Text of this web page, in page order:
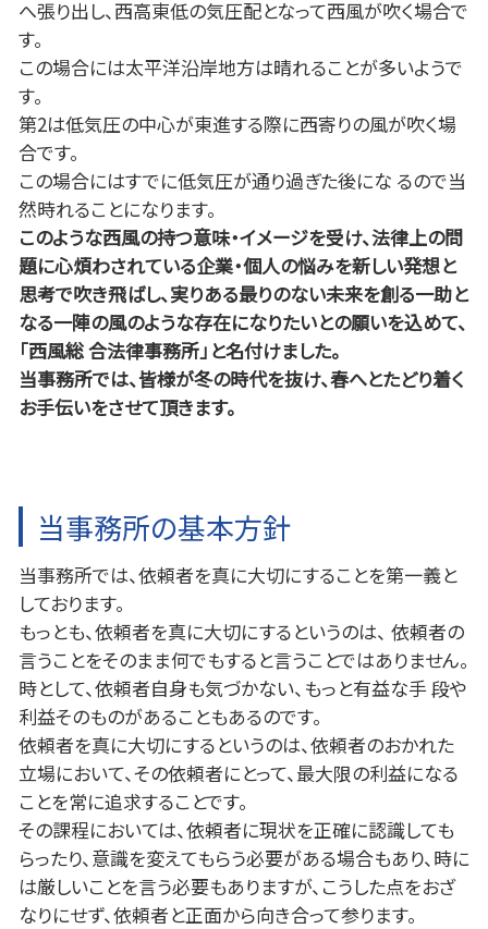
へ張り出し、西高東低の気圧配となって西風が吹く場合で
す。
この場合には太平洋沿岸地方は晴れることが多いようで
す。
第2は低気圧の中心が東進する際に西寄りの風が吹く場
合です。
この場合にはすでに低気圧が通り過ぎた後にな るので当
然時れることになります。
このような西風の持つ意味・イメージを受け、法律上の問
題に心煩わされている企業・個人の悩みを新しい発想と
思考で吹き飛ばし、実りある最りのない未来を創る一助と
なる一陣の風のような存在になりたいとの願いを込めて、
「西風総 合法律事務所」と名付けました。
当事務所では、皆様が冬の時代を抜け、春へとたどり着く
お手伝いをさせて頂きます。
当事務所の基本方針
当事務所では、依頼者を真に大切にすることを第一義と
しております。
もっとも、依頼者を真に大切にするというのは、 依頼者の
言うことをそのまま何でもすると言うことではありません。
時として、依頼者自身も気づかない、もっと有益な手 段や
利益そのものがあることもあるのです。
依頼者を真に大切にするというのは、依頼者のおかれた
立場において、その依頼者にとって、最大限の利益になる
ことを常に追求することです。
その課程においては、依頼者に現状を正確に認識しても
らったり、意識を変えてもらう必要がある場合もあり、時に
は厳しいことを言う必要もありますが、こうした点をおざ
なりにせず、依頼者と正面から向き合って参ります。